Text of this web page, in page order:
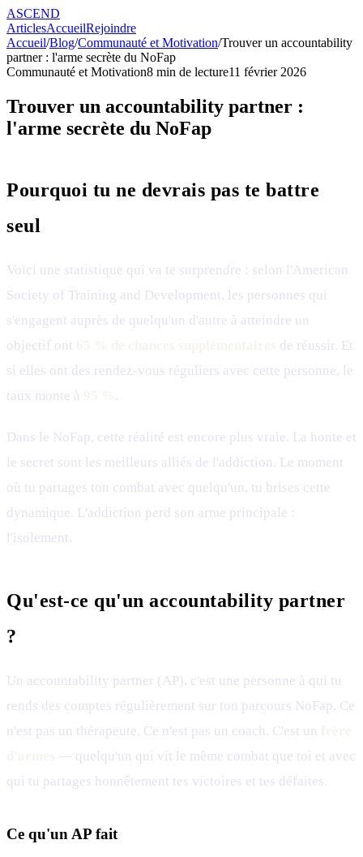
ASCEND
ArticlesAccueilRejoindre
Accueil/Blog/Communauté et Motivation/Trouver un accountability
partner : l'arme secrète du NoFap
Communauté et Motivation8 min de lecture11 février 2026
Trouver un accountability partner :
l'arme secrète du NoFap
Pourquoi tu ne devrais pas te battre
seul
Voici une statistique qui va te surprendre : selon l'American
Society of Training and Development, les personnes qui
s'engagent auprès de quelqu'un d'autre à atteindre un
objectif ont
de réussir. Et
si elles ont des rendez-vous réguliers avec cette personne, le
taux monte à
.
Dans le NoFap, cette réalité est encore plus vraie. La honte et
le secret sont les meilleurs alliés de l'addiction. Le moment
où tu partages ton combat avec quelqu'un, tu brises cette
dynamique. L'addiction perd son arme principale :
l'isolement.
Qu'est-ce qu'un accountability partner
?
Un accountability partner (AP), c'est une personne à qui tu
rends des comptes régulièrement sur ton parcours NoFap. Ce
n'est pas un thérapeute. Ce n'est pas un coach. C'est un
— quelqu'un qui vit le même combat que toi et avec
qui tu partages honnêtement tes victoires et tes défaites.
Ce qu'un AP fait